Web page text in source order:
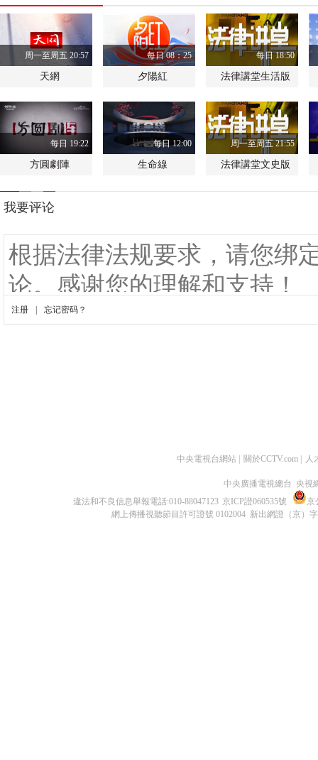
周一至周五 20:57
天網
每日 19:22
方圓劇陣
每日 08：25
夕陽紅
每日 12:00
生命線
每日 18:50
法律講堂生活版
周一至周五 21:55
法律講堂文史版
中央電視台網站 關於CCTV.com 人
中央廣播電視總台 央視
違法和不良信息舉報電話:010-88047123 京ICP證060535號
京
網上傳播視聽節目許可證號 0102004 新出網證（京）